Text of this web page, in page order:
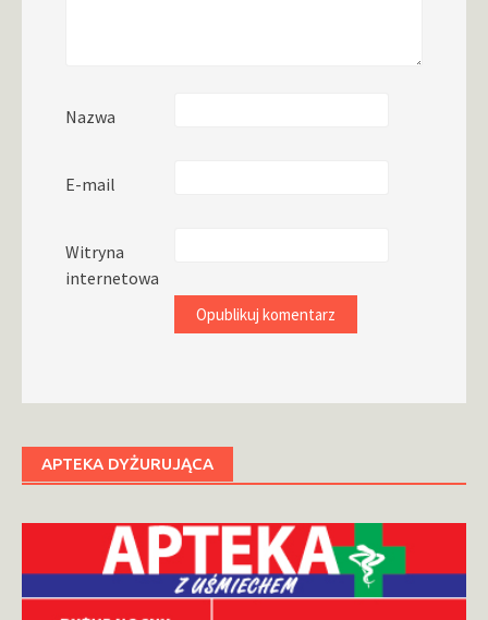
Nazwa
E-mail
Witryna
internetowa
APTEKA DYŻURUJĄCA